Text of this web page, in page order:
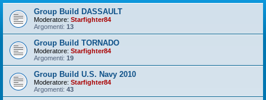
Group Build DASSAULT
Moderatore: Starfighter84
Argomenti: 13
Group Build TORNADO
Moderatore: Starfighter84
Argomenti: 19
Group Build U.S. Navy 2010
Moderatore: Starfighter84
Argomenti: 43